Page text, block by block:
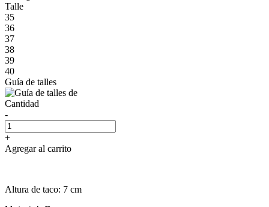
Talle
35
36
37
38
39
40
Guía de talles
Cantidad
-
+
Agregar al carrito
Altura de taco: 7 cm